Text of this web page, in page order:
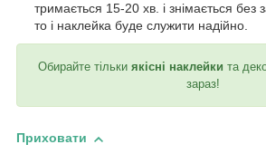
тримається 15-20 хв. і знімається без
то і наклейка буде служити надійно.
Обирайте тільки якісні наклейки та
зараз!
Приховати